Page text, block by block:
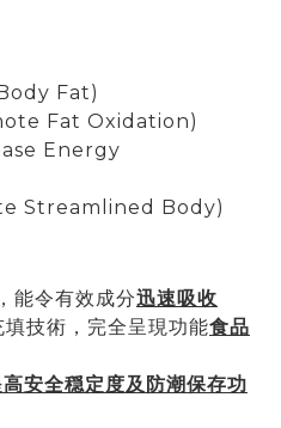
Fat)
Fat Oxidation)
Energy
Streamlined Body)
，能令有效成分迅速吸收
技術，完全呈現功能食品
安全穏定度及防潮保存功